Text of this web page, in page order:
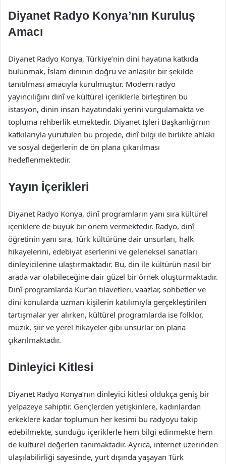
Diyanet Radyo Konya’nın Kuruluş
Amacı
Diyanet Radyo Konya, Türkiye’nin dini hayatına katkıda
bulunmak, İslam dininin doğru ve anlaşılır bir şekilde
tanıtılması amacıyla kurulmuştur. Modern radyo
yayıncılığını dinî ve kültürel içeriklerle birleştiren bu
istasyon, dinin insan hayatındaki yerini vurgulamakta ve
topluma rehberlik etmektedir. Diyanet İşleri Başkanlığı’nın
katkılarıyla yürütülen bu projede, dinî bilgi ile birlikte ahlaki
ve sosyal değerlerin de ön plana çıkarılması
hedeflenmektedir.
Yayın İçerikleri
Diyanet Radyo Konya, dinî programların yanı sıra kültürel
içeriklere de büyük bir önem vermektedir. Radyo, dinî
öğretinin yanı sıra, Türk kültürüne dair unsurları, halk
hikayelerini, edebiyat eserlerini ve geleneksel sanatları
dinleyicilerine ulaştırmaktadır. Bu, din ile kültürün nasıl bir
arada var olabileceğine dair güzel bir örnek oluşturmaktadır.
Dinî programlarda Kur’an tilavetleri, vaazlar, sohbetler ve
dini konularda uzman kişilerin katılımıyla gerçekleştirilen
tartışmalar yer alırken, kültürel programlarda ise folklor,
müzik, şiir ve yerel hikayeler gibi unsurlar ön plana
çıkarılmaktadır.
Dinleyici Kitlesi
Diyanet Radyo Konya’nın dinleyici kitlesi oldukça geniş bir
yelpazeye sahiptir. Gençlerden yetişkinlere, kadınlardan
erkeklere kadar toplumun her kesimi bu radyoyu takip
edebilmekte, sunduğu içeriklerle hem bilgi edinmekte hem
de kültürel değerleri tanımaktadır. Ayrıca, internet üzerinden
ulaşılabilirliği sayesinde, yurt dışında yaşayan Türk